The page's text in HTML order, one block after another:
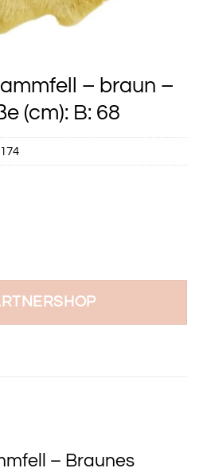
– braun –
(cm): B: 68
– Braunes